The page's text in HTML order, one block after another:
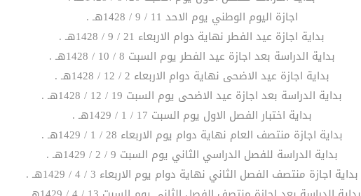
اجازة اليوم الوطني يوم الاحد 11 / 9 / 1428هـ .
بداية اجازة عيد الفطر نهاية دوام الاربعاء 21 / 9 / 1428هـ .
بداية الدراسة بعد اجازة عيد الفطر يوم السبت 8 / 10 / 1428هـ .
بداية اجازة عيد الاضحى نهاية دوام الاربعاء 2 / 12 / 1428هـ .
بداية الدراسة بعد اجازة عيد الاضحى يوم السبت 19 / 12 / 1428هـ .
بداية اختبار الفصل الاول يوم السبت 17 / 1 / 1429هـ .
بداية اجازة منتصف العام نهاية دوام يوم الاربعاء 28 / 1 / 1429هـ .
بداية الدراسة للفصل الدراسي الثاني يوم السبت 9 / 2 / 1429هـ .
بداية اجازة منتصف الفصل الثاني نهاية دوام يوم الاربعاء 3 / 4 / 1429هـ .